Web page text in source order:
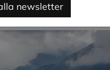
newsletter